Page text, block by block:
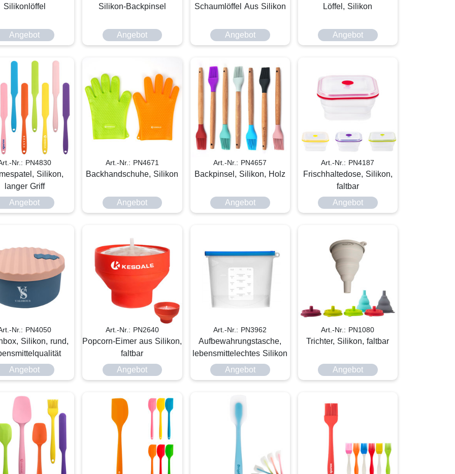
Silikonlöffel
Angebot
Silikon-Backpinsel
Angebot
Schaumlöffel Aus Silikon
Angebot
Löffel, Silikon
Angebot
Nr.: PN4830
Silikon,
langer Griff
Angebot
Art.-Nr.: PN4671
Backhandschuhe, Silikon
Angebot
Art.-Nr.: PN4657
Backpinsel, Silikon, Holz
Angebot
Art.-Nr.: PN4187
Frischhaltedose, Silikon,
faltbar
Angebot
Nr.: PN4050
Silikon, rund,
Angebot
Art.-Nr.: PN2640
Popcorn-Eimer aus Silikon,
faltbar
Angebot
Art.-Nr.: PN3962
Aufbewahrungstasche,
lebensmittelechtes Silikon
Angebot
Art.-Nr.: PN1080
Trichter, Silikon, faltbar
Angebot